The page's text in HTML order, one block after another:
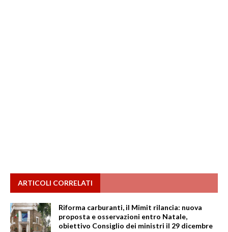
ARTICOLI CORRELATI
Riforma carburanti, il Mimit rilancia: nuova
proposta e osservazioni entro Natale,
obiettivo Consiglio dei ministri il 29 dicembre